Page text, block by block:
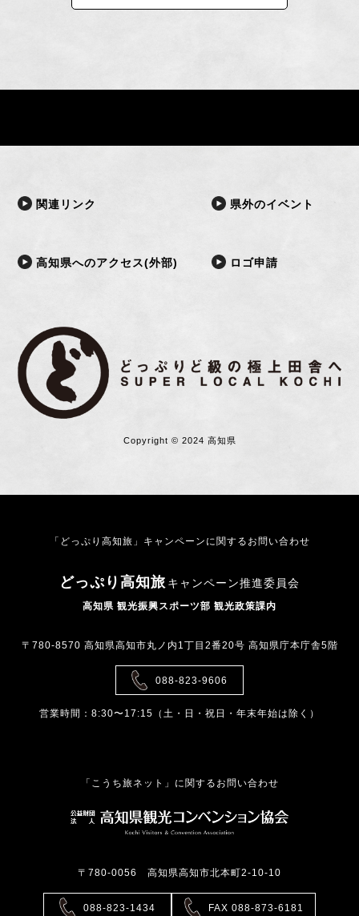
関連リンク 県外のイベント
高知県へのアクセス(外部) ロゴ申請
Copyright © 2024 高知県
「どっぷり高知旅」キャンペーンに関するお問い合わせ
どっぷり高知旅 キャンペーン推進委員会
高知県 観光振興スポーツ部 観光政策課内
〒780-8570 高知県高知市丸ノ内1丁目2番20号 高知県庁本庁舎5階
088-823-9606
営業時間：8:30〜17:15（土・日・祝日・年末年始は除く）
「こうち旅ネット」に関するお問い合わせ
〒780-0056 高知県高知市北本町2-10-10
088-823-1434 FAX 088-873-6181